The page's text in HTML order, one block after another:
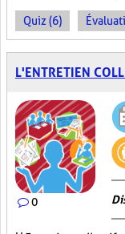
Quiz (6)
L'ENTRETIEN
0